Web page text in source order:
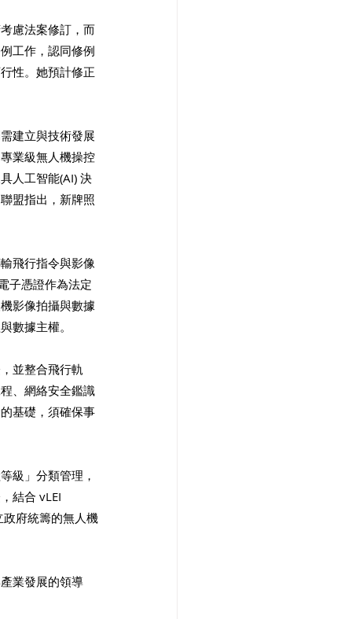
慮法案修訂，而
工作，認同修例
性。她預計修正
建立與技術發展
業級無人機操控
人工智能(AI) 決
盟指出，新牌照
飛行指令與影像
子憑證作為法定
影像拍攝與數據
數據主權。
並整合飛行軌
、網絡安全鑑識
基礎，須確保事
級」分類管理，
結合 vLEI
府統籌的無人機
業發展的領導